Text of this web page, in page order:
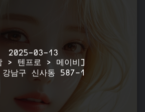
2025-03-13
> 텐프로 > 메이비]
강남구 신사동 587-1